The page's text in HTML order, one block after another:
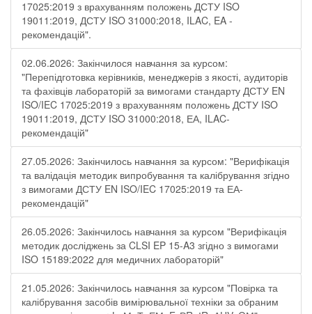
17025:2019 з врахуванням положень ДСТУ ISO
19011:2019, ДСТУ ISO 31000:2018, ILAC, EA -
рекомендацій".
02.06.2026: Закінчилося навчання за курсом:
"Перепідготовка керівників, менеджерів з якості, аудиторів
та фахівців лабораторій за вимогами стандарту ДСТУ EN
ISO/IEC 17025:2019 з врахуванням положень ДСТУ ISO
19011:2019, ДСТУ ISO 31000:2018, ЕА, ILAC-
рекомендацій"
27.05.2026: Закінчилось навчання за курсом: "Верифікація
та валідація методик випробування та калібрування згідно
з вимогами ДСТУ EN ISO/IEC 17025:2019 та ЕА-
рекомендацій"
26.05.2026: Закінчилось навчання за курсом "Верифікація
методик досліджень за CLSI EP 15-A3 згідно з вимогами
ISO 15189:2022 для медичних лабораторій"
21.05.2026: Закінчилось навчання за курсом "Повірка та
калібрування засобів вимірювальної техніки за обраним